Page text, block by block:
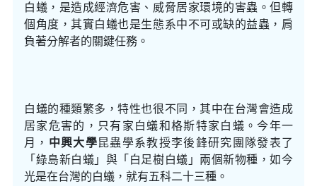
白蟻，是造成經濟危害、威脅居家環境的害蟲。但轉
個角度，其實白蟻也是生態系中不可或缺的益蟲，肩
負著分解者的關鍵任務。
白蟻的種類繁多，特性也很不同，其中在台灣會造成
居家危害的，只有家白蟻和格斯特家白蟻。今年一
月， 中興大學昆蟲學系教授李後鋒研究團隊發表了
「綠島新白蟻」與「白足樹白蟻」兩個新物種，如今
光是在台灣的白蟻，就有五科二十三種。